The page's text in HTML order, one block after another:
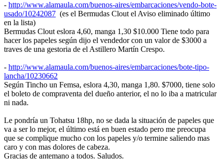
- http://www.alamaula.com/buenos-aires/embarcaciones/vendo-bote-
usado/10242087 (es el Bermudas Clout el Aviso eliminado último
en la lista)
Bermudas Clout eslora 4,60, manga 1,30 $10.000 Tiene todo para
hacer los papeles según dijo el vendedor con un valor de $3000 a
traves de una gestoria de el Astillero Martín Crespo.
- http://www.alamaula.com/buenos-aires/embarcaciones/bote-tipo-
lancha/10230662
Según Tincho un Femsa, eslora 4,30, manga 1,80. $7000, tiene solo
el boleto de compraventa del dueño anterior, el no lo iba a matricular
ni nada.
Le pondría un Tohatsu 18hp, no se dada la situación de papeles que
va a ser lo mejor, el último está en buen estado pero me preocupa
que se complique mucho con los papeles y/o termine saliendo mas
caro y con mas dolores de cabeza.
Gracias de antemano a todos. Saludos.